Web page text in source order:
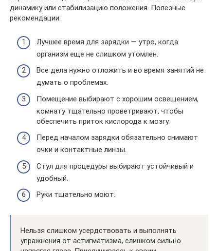
динамику или стабилизацию положения. Полезные
рекомендации:
Лучшее время для зарядки — утро, когда
организм еще не слишком утомлен.
Все дела нужно отложить и во время занятий не
думать о проблемах.
Помещение выбирают с хорошим освещением,
комнату тщательно проветривают, чтобы
обеспечить приток кислорода к мозгу.
Перед началом зарядки обязательно снимают
очки и контактные линзы.
Стул для процедуры выбирают устойчивый и
удобный.
Руки тщательно моют.
Нельзя слишком усердствовать и выполнять
упражнения от астигматизма, слишком сильно